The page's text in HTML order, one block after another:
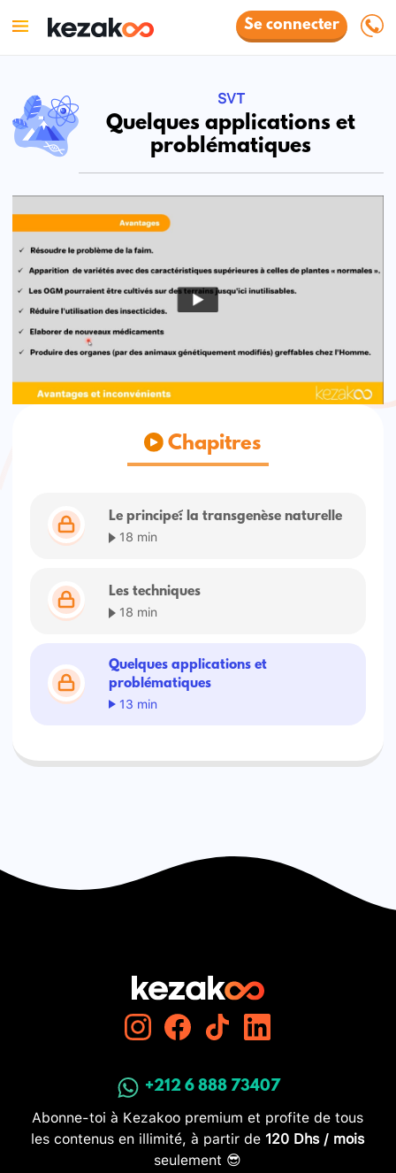
Se connecter
SVT
Quelques applications et
problématiques
Chapitres
Le principe : la transgenèse naturelle
18 min
Les techniques
18 min
Quelques applications et
problématiques
13 min
+212 6 888 73407
Abonne-toi à Kezakoo premium et profite de tous
les contenus en illimité, à partir de 120 Dhs / mois
seulement 😎